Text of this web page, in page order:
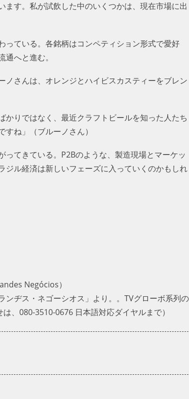
ます。私が試飲した中のいくつかは、現在市場に出
ている。各銘柄はコンペティション形式で愛好
へと進む。
さんは、オレンジとハイビスカスティーをブレン
かりではなく、最近クラフトビールを知った人たち
ね」（ブルーノさん）
てきている。P2Bのような、製造現場とマーケッ
ジル経済は新しいフェーズに入っていくのかもしれ
Negócios）
ヂス・ネゴーシオス」より。。TVグローボ系列の
、080-3510-0676 日本語対応ダイヤルまで）